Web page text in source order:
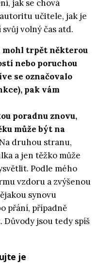
jak se chová
učitele, jak je
volný čas atd.
mohl trpět některou
nebo poruchou
se označovalo
pak vám
poradnu znovu,
může být na
Na druhou stranu,
a jen těžko může
Podle mého
vzdoru a zvýšenou
synovu
přání, případně
Důvody jsou tedy spíš
je